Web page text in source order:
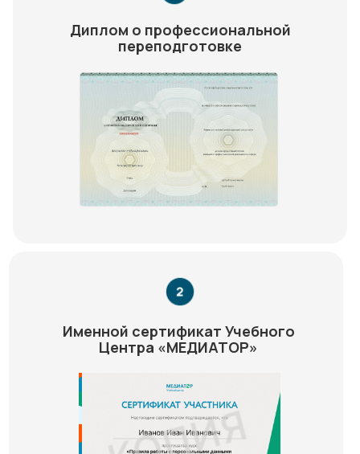
Именной сертификат Учебного
Центра «МЕДИАТОР»
Диплом о профессиональной
переподготовке